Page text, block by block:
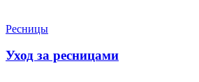
Ресницы
Уход за ресницами